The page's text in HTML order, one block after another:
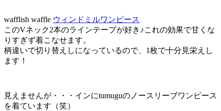
wafflish waffle ウィンドミルワンピース
このVネック2本のラインテープが好き♪これの効果で甘くな
りすぎず着こなせます。
柄違いで切り替えしになっているので、1枚で十分見栄えし
ます！
見えませんが・・・インにtumuguのノースリーブワンピース
を着ています（笑）